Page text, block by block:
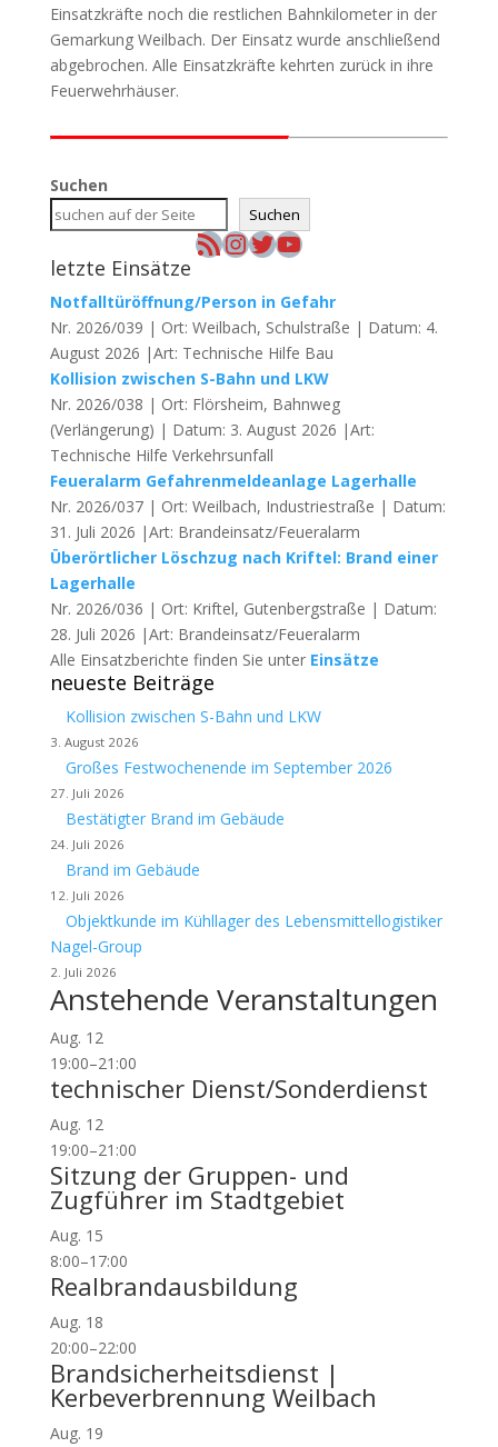
Einsatzkräfte noch die restlichen Bahnkilometer in der
Gemarkung Weilbach. Der Einsatz wurde anschließend
abgebrochen. Alle Einsatzkräfte kehrten zurück in ihre
Feuerwehrhäuser.
Suchen
Suchen
RSS-FeedInstagram
Twitter
YouTube
letzte Einsätze
Notfalltüröffnung/Person in Gefahr
Nr. 2026/039 | Ort: Weilbach, Schulstraße | Datum: 4.
August 2026 |Art: Technische Hilfe Bau
Kollision zwischen S-Bahn und LKW
Nr. 2026/038 | Ort: Flörsheim, Bahnweg
(Verlängerung) | Datum: 3. August 2026 |Art:
Technische Hilfe Verkehrsunfall
Feueralarm Gefahrenmeldeanlage Lagerhalle
Nr. 2026/037 | Ort: Weilbach, Industriestraße | Datum:
31. Juli 2026 |Art: Brandeinsatz/Feueralarm
Überörtlicher Löschzug nach Kriftel: Brand einer
Lagerhalle
Nr. 2026/036 | Ort: Kriftel, Gutenbergstraße | Datum:
28. Juli 2026 |Art: Brandeinsatz/Feueralarm
Alle Einsatzberichte finden Sie unter Einsätze
neueste Beiträge
Kollision zwischen S-Bahn und LKW
3. August 2026
Großes Festwochenende im September 2026
27. Juli 2026
Bestätigter Brand im Gebäude
24. Juli 2026
Brand im Gebäude
12. Juli 2026
Objektkunde im Kühllager des Lebensmittellogistiker
Nagel-Group
2. Juli 2026
Anstehende Veranstaltungen
Aug. 12
19:00–21:00
technischer Dienst/Sonderdienst
Aug. 12
19:00–21:00
Sitzung der Gruppen- und
Zugführer im Stadtgebiet
Aug. 15
8:00–17:00
Realbrandausbildung
Aug. 18
20:00–22:00
Brandsicherheitsdienst |
Kerbeverbrennung Weilbach
Aug. 19